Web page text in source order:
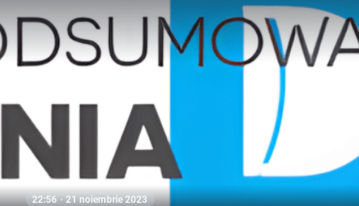
22:56 · 21 noiembrie 2023